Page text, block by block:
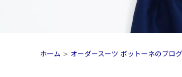
ホーム > オーダースーツ ボットーネのブログ